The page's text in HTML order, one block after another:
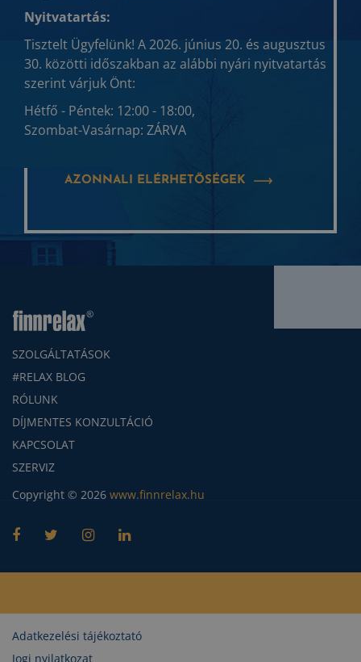
Nyitvatartás:
Tisztelt Ügyfelünk! A 2026. június 20. és augusztus
30. közötti időszakban az alábbi nyári nyitvatartás
szerint várjuk Önt:
Hétfő - Péntek: 12:00 - 18:00,
Szombat-Vasárnap: ZÁRVA
AZONNALI ELÉRHETŐSÉGEK
SZOLGÁLTATÁSOK
#RELAX BLOG
RÓLUNK
DÍJMENTES KONZULTÁCIÓ
KAPCSOLAT
SZERVIZ
Copyright © 2026 www.finnrelax.hu
Adatkezelési tájékoztató
Jogi nyilatkozat